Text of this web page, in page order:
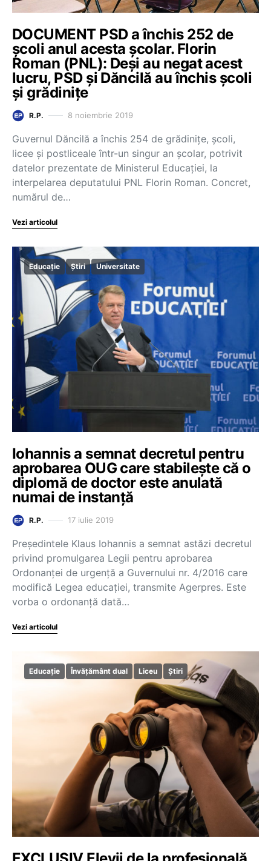
DOCUMENT PSD a închis 252 de
școli anul acesta școlar. Florin
Roman (PNL): Deși au negat acest
lucru, PSD și Dăncilă au închis școli
și grădinițe
R.P. 8 noiembrie 2019
Guvernul Dăncilă a închis 254 de grădinițe, școli,
licee și postliceale într-un singur an școlar, potrivit
datelor prezentate de Ministerul Educației, la
interpelarea deputatului PNL Florin Roman. Concret,
numărul de…
Vezi articolul
Educație Știri Universitate
Iohannis a semnat decretul pentru
aprobarea OUG care stabilește că o
diplomă de doctor este anulată
numai de instanță
R.P. 17 iulie 2019
Președintele Klaus Iohannis a semnat astăzi decretul
privind promulgarea Legii pentru aprobarea
Ordonanței de urgență a Guvernului nr. 4/2016 care
modifică Legea educației, transmite Agerpres. Este
vorba o ordonanță dată…
Vezi articolul
Educație Învățământ dual Liceu Știri